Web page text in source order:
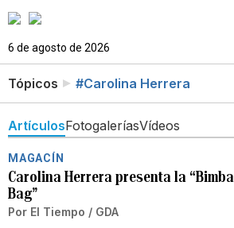
6 de agosto de 2026
Tópicos #Carolina Herrera
ArtículosFotogaleríasVídeos
MAGACÍN
Carolina Herrera presenta la “Bimba
Bag”
Por El Tiempo / GDA